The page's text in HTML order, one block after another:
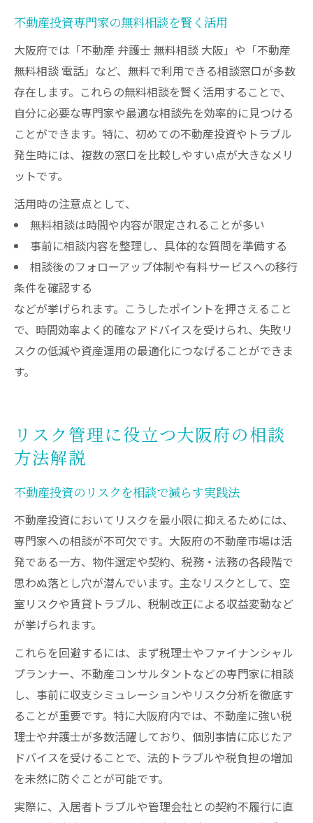
不動産投資専門家の無料相談を賢く活用
大阪府では「不動産 弁護士 無料相談 大阪」や「不動産
無料相談 電話」など、無料で利用できる相談窓口が多数
存在します。これらの無料相談を賢く活用することで、
自分に必要な専門家や最適な相談先を効率的に見つける
ことができます。特に、初めての不動産投資やトラブル
発生時には、複数の窓口を比較しやすい点が大きなメリ
ットです。
活用時の注意点として、
無料相談は時間や内容が限定されることが多い
事前に相談内容を整理し、具体的な質問を準備する
相談後のフォローアップ体制や有料サービスへの移行
条件を確認する
などが挙げられます。こうしたポイントを押さえること
で、時間効率よく的確なアドバイスを受けられ、失敗リ
スクの低減や資産運用の最適化につなげることができま
す。
リスク管理に役立つ大阪府の相談
方法解説
不動産投資のリスクを相談で減らす実践法
不動産投資においてリスクを最小限に抑えるためには、
専門家への相談が不可欠です。大阪府の不動産市場は活
発である一方、物件選定や契約、税務・法務の各段階で
思わぬ落とし穴が潜んでいます。主なリスクとして、空
室リスクや賃貸トラブル、税制改正による収益変動など
が挙げられます。
これらを回避するには、まず税理士やファイナンシャル
プランナー、不動産コンサルタントなどの専門家に相談
し、事前に収支シミュレーションやリスク分析を徹底す
ることが重要です。特に大阪府内では、不動産に強い税
理士や弁護士が多数活躍しており、個別事情に応じたア
ドバイスを受けることで、法的トラブルや税負担の増加
を未然に防ぐことが可能です。
実際に、入居者トラブルや管理会社との契約不履行に直